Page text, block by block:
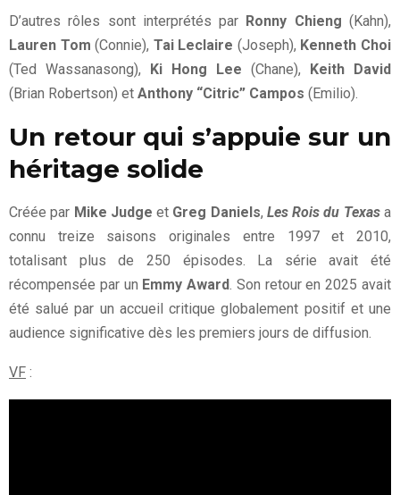
D’autres rôles sont interprétés par Ronny Chieng (Kahn),
Lauren Tom (Connie), Tai Leclaire (Joseph), Kenneth Choi
(Ted Wassanasong),
Ki Hong Lee (Chane),
Keith David
(Brian Robertson) et Anthony “Citric” Campos (Emilio).
Un retour qui s’appuie sur un
héritage solide
Créée par Mike Judge et Greg Daniels, Les Rois du Texasa
connu treize saisons originales entre 1997 et 2010,
totalisant plus de 250 épisodes. La série avait été
récompensée par un Emmy Award. Son retour en 2025 avait
été salué par un accueil critique globalement positif et une
audience significative dès les premiers jours de diffusion.
VF :